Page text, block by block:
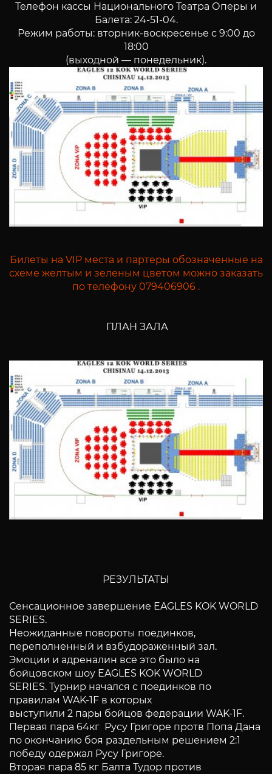
Телефон кассы Национального Театра Оперы и
Балета: 24-51-04.
Режим работы: вторник-воскресенье с 9:00 до
18:00
(выходной — понедельник).
Билеты на VIP места и партеры обозначенные на
схеме желтым и зеленым цветом можно заказать
по телефону 079406906 .
ПЛАН ЗАЛА
РЕЗУЛЬТАТЫ
Сенсационное завершение EAGLES KOK WORLD
SERIES.
Неожиданные повороты поединков,
переполненный и взбудораженный зал.
Эмоции и адреналин все это было на
бойцовском шоу EAGLES KOK WORLD
SERIES. Турнир начался с поединков по
правилам WAK-1F в которых
выступили 2 пары бойцов федерации WAK-1F.
Первая пара 64кг Русу Григоре протв Попа Дана
по окончанию боя раздельным решением 2:1
победу одержал Русу Григоре.
Вторая пара 85 кг Балта Тудор против